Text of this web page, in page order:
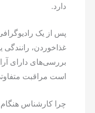
دارد.
پس از یک
غذاخوردن، رانندگی
بررسی‌های دارای
است مراقبت
چرا کارشناس